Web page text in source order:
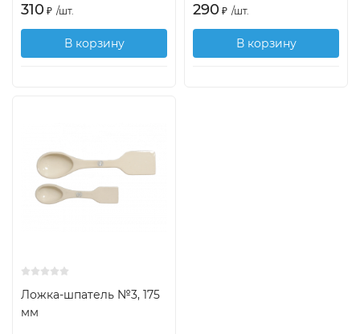
310 ₽ /шт.
В корзину
290 ₽ /шт.
В корзину
Ложка-шпатель №3, 175
мм